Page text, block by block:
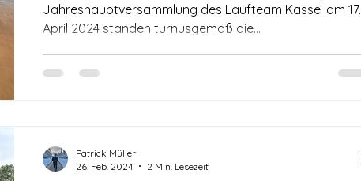
Jahreshauptversammlung des Laufteam Kassel am 17.
April 2024 standen turnusgemäß die...
Patrick Müller
26. Feb. 2024
2 Min. Lesezeit